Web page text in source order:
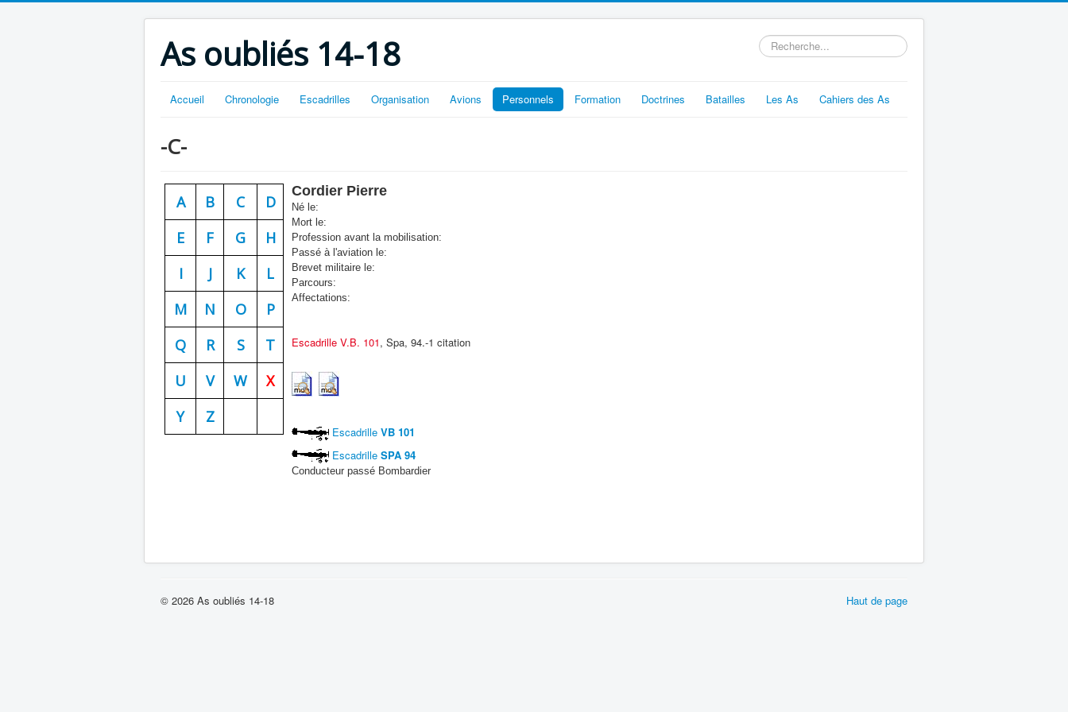
As oubliés 14-18 Rechercher
Accueil Chronologie Escadrilles Organisation Avions Personnels Formation Doctrines Batailles Les As Cahiers des As
-C-
A B C
D
E
F G
H
I
J K
L
M
N O
P
Q
R S
T
U
V W
X
Y
Z
Cordier Pierre
Né le:
Mort le:
Profession avant la mobilisation:
Passé à l'aviation le:
Brevet militaire le:
Parcours:
Affectations:
Escadrille V.B. 101, Spa, 94.-1 citation
Escadrille VB 101
Escadrille SPA 94
Conducteur passé Bombardier
Haut de page
© 2026 As oubliés 14-18